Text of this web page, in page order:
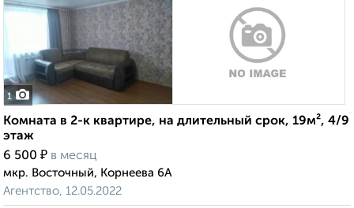
1
Комната в 2-к квартире, на длительный срок, 19м², 4/9
этаж
6 500 ₽ в месяц
мкр. Восточный, Корнеева 6А
Агентство, 12.05.2022